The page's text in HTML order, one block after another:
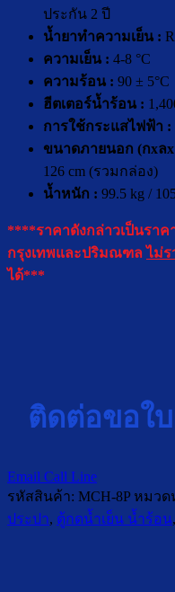
ประกัน 2 ปี
น้ำยาทำความเย็น :
ความเย็น : 4-8 °C
ความร้อน : 90 ± 5°C
ฮีตเตอร์น้ำร้อน :
การใช้กระแสไฟฟ้า :
ขนาดภายนอก (กxล
126 cm (รวมกล่อง)
น้ำหนัก : 99.5 kg /
****ราคาดังกล่าวเป็นรา
กรุงเทพและปริมณฑลไม่ร
ได้***
ติดต่อขอใ
Email Call Line
รหัสสินค้า: MCH-8P หมวด
ประปา, ตู้กดน้ำเย็น น้ำร้อน,